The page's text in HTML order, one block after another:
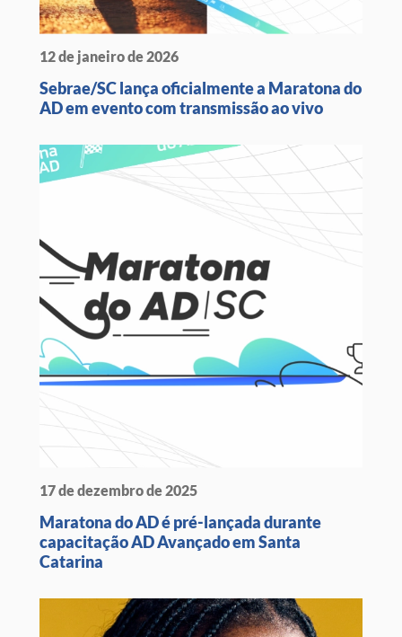
12 de janeiro de 2026
Sebrae/SC lança oficialmente a Maratona do
AD em evento com transmissão ao vivo
17 de dezembro de 2025
Maratona do AD é pré-lançada durante
capacitação AD Avançado em Santa
Catarina